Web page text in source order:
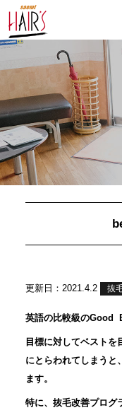
更新日：2021.4.2 抜
英語の比較級のGood
目標に対してベスト
にとらわれてしまうと
ます。
特に、抜毛改善プログ